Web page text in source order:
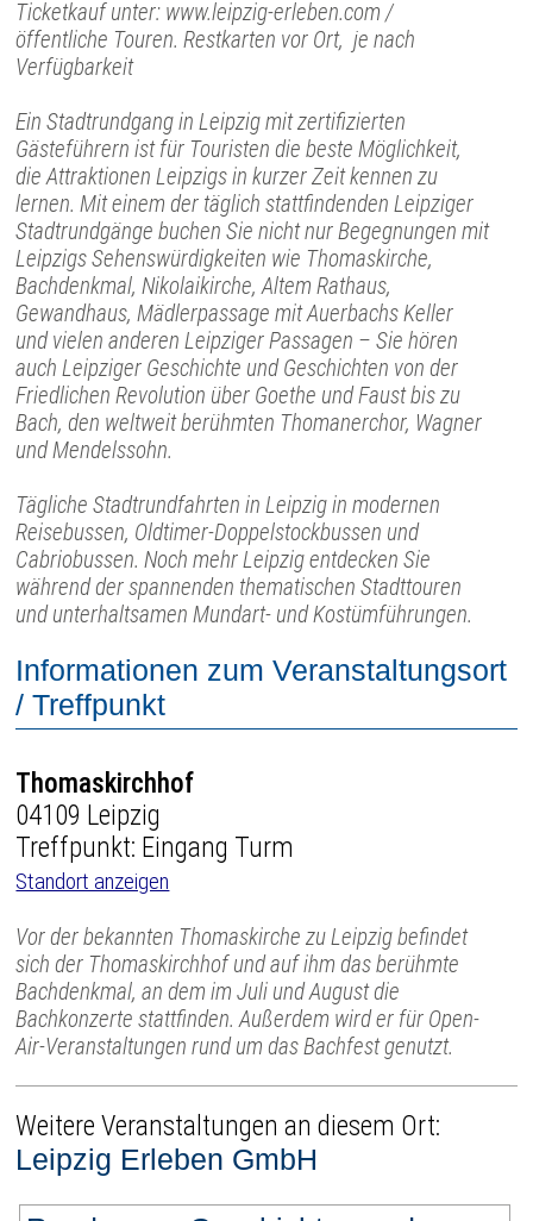
Ticketkauf unter: www.leipzig-erleben.com /
öffentliche Touren. Restkarten vor Ort, je nach
Verfügbarkeit
Ein Stadtrundgang in Leipzig mit zertifizierten
Gästeführern ist für Touristen die beste Möglichkeit,
die Attraktionen Leipzigs in kurzer Zeit kennen zu
lernen. Mit einem der täglich stattfindenden Leipziger
Stadtrundgänge buchen Sie nicht nur Begegnungen mit
Leipzigs Sehenswürdigkeiten wie Thomaskirche,
Bachdenkmal, Nikolaikirche, Altem Rathaus,
Gewandhaus, Mädlerpassage mit Auerbachs Keller
und vielen anderen Leipziger Passagen – Sie hören
auch Leipziger Geschichte und Geschichten von der
Friedlichen Revolution über Goethe und Faust bis zu
Bach, den weltweit berühmten Thomanerchor, Wagner
und Mendelssohn.
Tägliche Stadtrundfahrten in Leipzig in modernen
Reisebussen, Oldtimer-Doppelstockbussen und
Cabriobussen. Noch mehr Leipzig entdecken Sie
während der spannenden thematischen Stadttouren
und unterhaltsamen Mundart- und Kostümführungen.
Informationen zum Veranstaltungsort
/ Treffpunkt
Thomaskirchhof
04109 Leipzig
Treffpunkt: Eingang Turm
Standort anzeigen
Vor der bekannten Thomaskirche zu Leipzig befindet
sich der Thomaskirchhof und auf ihm das berühmte
Bachdenkmal, an dem im Juli und August die
Bachkonzerte stattfinden. Außerdem wird er für Open-
Air-Veranstaltungen rund um das Bachfest genutzt.
Weitere Veranstaltungen an diesem Ort:
Leipzig Erleben GmbH